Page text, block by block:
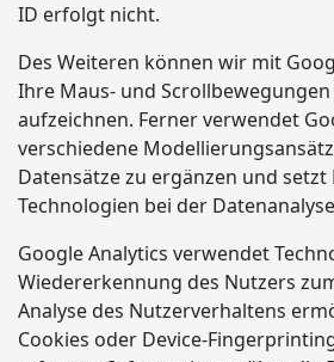
ID erfolgt nicht.
Des Weiteren können wir mit
Ihre Maus- und
aufzeichnen. Ferner verwendet
verschiedene
Datensätze zu ergänzen und
Technologien bei der
Google Analytics verwendet
Wiedererkennung des Nutzers
Analyse des Nutzerverhaltens
Cookies oder Device-